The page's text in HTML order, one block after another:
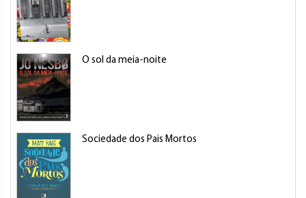
O sol da meia-noite
Sociedade dos Pais Mortos